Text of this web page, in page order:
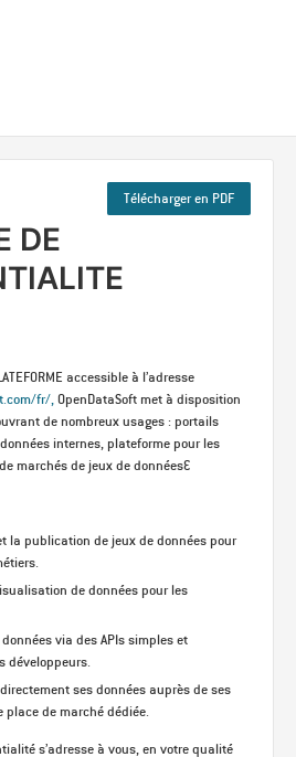
Télécharger en PDF
DE
accessible à l’adresse
fr/,OpenDataSoft met à disposition
de nombreux usages : portails
internes, plateforme pour les
marchés de jeux de données…
la publication de jeux de données pour
de données pour les
via des APIs simples et
développeurs.
ses données auprès de ses
de marché dédiée.
s’adresse à vous, en votre qualité